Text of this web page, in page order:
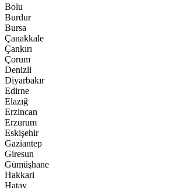
Bolu
Burdur
Bursa
Çanakkale
Çankırı
Çorum
Denizli
Diyarbakır
Edirne
Elazığ
Erzincan
Erzurum
Eskişehir
Gaziantep
Giresun
Gümüşhane
Hakkari
Hatay